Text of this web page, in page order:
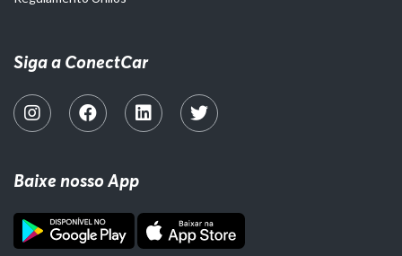
Siga a ConectCar
Baixe nosso App